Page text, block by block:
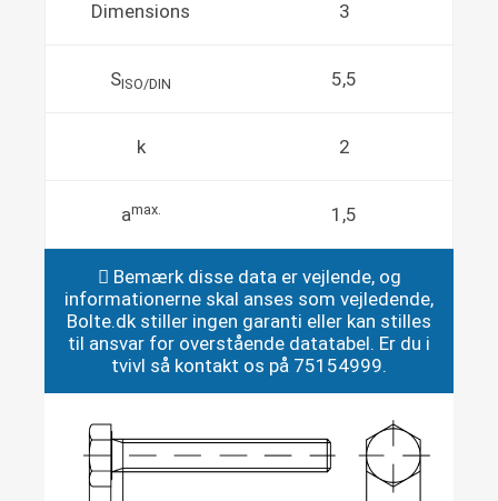
Dimensions 3
SISO/DIN 5,5
k 2
amax. 1,5
Bemærk disse data er vejlende, og
informationerne skal anses som vejledende,
Bolte.dk stiller ingen garanti eller kan stilles
til ansvar for overstående datatabel. Er du i
tvivl så kontakt os på 75154999.